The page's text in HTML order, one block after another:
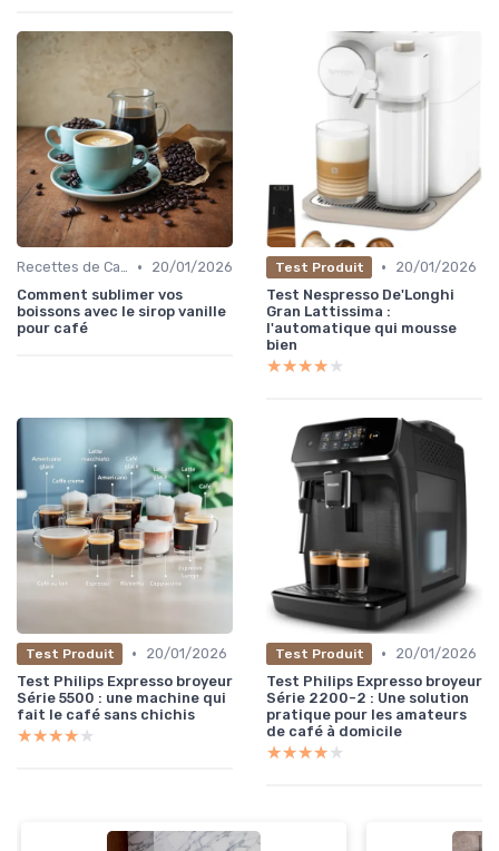
Recettes de Café Maison •
20/01/2026
Comment sublimer vos
boissons avec le sirop vanille
pour café
Test Produit •
20/01/2026
Test Nespresso De'Longhi
Gran Lattissima :
l'automatique qui mousse
bien
★★★★★
★★★★★
Test Produit •
20/01/2026
Test Philips Expresso broyeur
Série 5500 : une machine qui
fait le café sans chichis
★★★★★
★★★★★
Test Produit •
20/01/2026
Test Philips Expresso broyeur
Série 2200-2 : Une solution
pratique pour les amateurs
de café à domicile
★★★★★
★★★★★